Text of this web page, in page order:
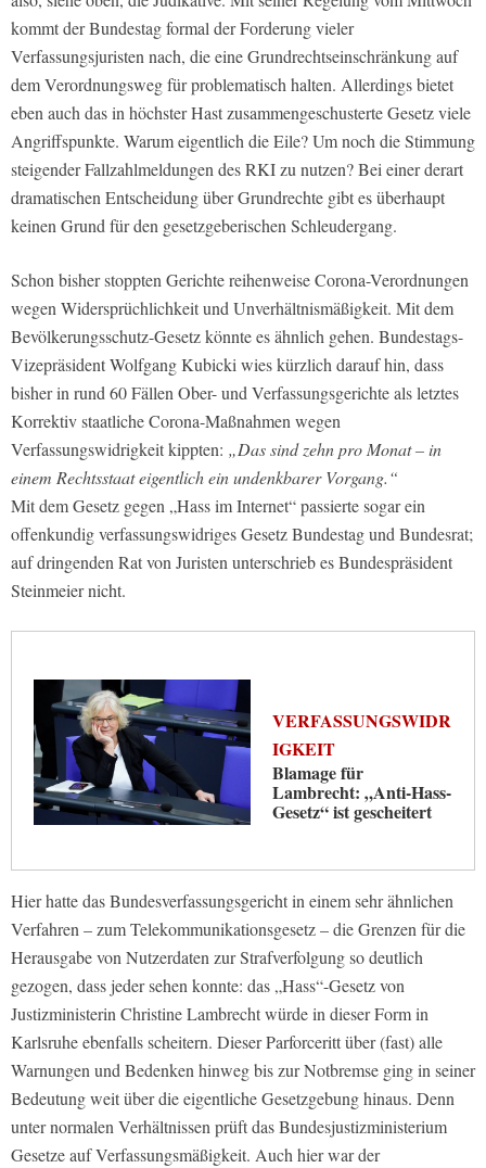
kommt der Bundestag formal der Forderung vieler
Verfassungsjuristen nach, die eine Grundrechtseinschränkung auf
dem Verordnungsweg für problematisch halten. Allerdings bietet
eben auch das in höchster Hast zusammengeschusterte Gesetz viele
Angriffspunkte. Warum eigentlich die Eile? Um noch die Stimmung
steigender Fallzahlmeldungen des RKI zu nutzen? Bei einer derart
dramatischen Entscheidung über Grundrechte gibt es überhaupt
keinen Grund für den gesetzgeberischen Schleudergang.
Schon bisher stoppten Gerichte reihenweise Corona-Verordnungen
wegen Widersprüchlichkeit und Unverhältnismäßigkeit. Mit dem
Bevölkerungsschutz-Gesetz könnte es ähnlich gehen. Bundestags-
Vizepräsident Wolfgang Kubicki wies kürzlich darauf hin, dass
bisher in rund 60 Fällen Ober- und Verfassungsgerichte als letztes
Korrektiv staatliche Corona-Maßnahmen wegen
Verfassungswidrigkeit kippten: „Das sind zehn pro Monat – in
einem Rechtsstaat eigentlich ein undenkbarer Vorgang.“
Mit dem Gesetz gegen „Hass im Internet“ passierte sogar ein
offenkundig verfassungswidriges Gesetz Bundestag und Bundesrat;
auf dringenden Rat von Juristen unterschrieb es Bundespräsident
Steinmeier nicht.
VERFASSUNGSWIDR
IGKEIT
Blamage für
Lambrecht: „Anti-Hass-
Gesetz“ ist gescheitert
Hier hatte das Bundesverfassungsgericht in einem sehr ähnlichen
Verfahren – zum Telekommunikationsgesetz – die Grenzen für die
Herausgabe von Nutzerdaten zur Strafverfolgung so deutlich
gezogen, dass jeder sehen konnte: das „Hass“-Gesetz von
Justizministerin Christine Lambrecht würde in dieser Form in
Karlsruhe ebenfalls scheitern. Dieser Parforceritt über (fast) alle
Warnungen und Bedenken hinweg bis zur Notbremse ging in seiner
Bedeutung weit über die eigentliche Gesetzgebung hinaus. Denn
unter normalen Verhältnissen prüft das Bundesjustizministerium
Gesetze auf Verfassungsmäßigkeit. Auch hier war der